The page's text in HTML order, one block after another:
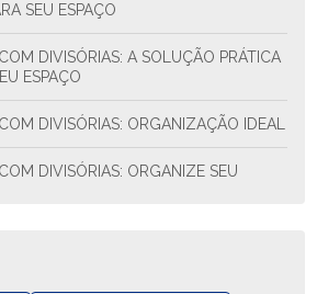
SEU ESPAÇO
ESPAÇO
DIVISÓRIAS: ORGANIZAÇÃO IDEAL
ESPAÇO